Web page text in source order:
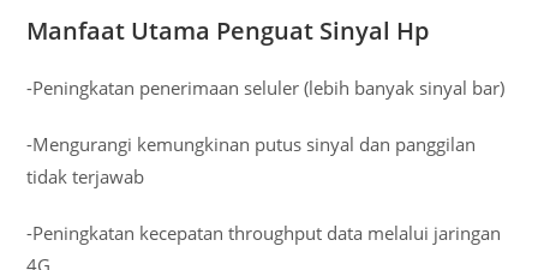
Manfaat Utama Penguat Sinyal Hp
-Peningkatan penerimaan seluler (lebih banyak sinyal bar)
-Mengurangi kemungkinan putus sinyal dan panggilan
tidak terjawab
-Peningkatan kecepatan throughput data melalui jaringan
4G